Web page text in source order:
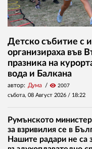
Детско събитие с
организираха във
празника на
вода и Балкана
автор: Дума visibility 2007
събота, 08 Август 2026 / 18:22
Румънското
за взривилия се в
Нашите радари не са